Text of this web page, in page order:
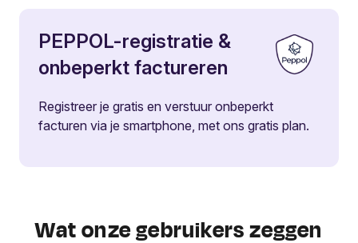
PEPPOL-registratie &
onbeperkt factureren
Registreer je gratis en verstuur onbeperkt
facturen via je smartphone, met ons gratis plan.
Wat onze gebruikers zeggen